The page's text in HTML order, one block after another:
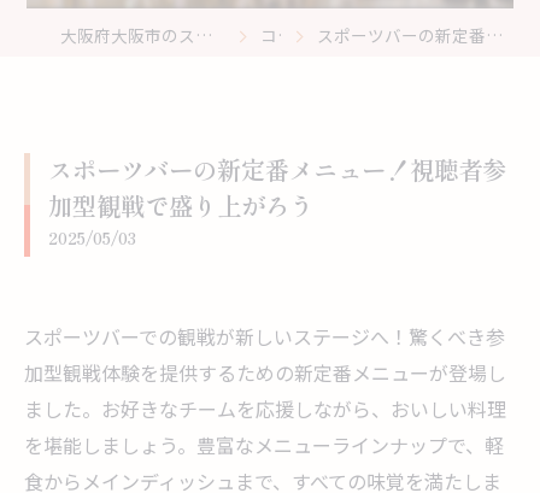
大阪府大阪市のスポーツバーはスポーツ居酒屋 Second コラム スポーツバーの新定番メニュー！視聴者参加型観戦で盛り上がろう
スポーツバーの新定番メニュー！視聴者参
加型観戦で盛り上がろう
2025/05/03
スポーツバーでの観戦が新しいステージへ！驚くべき参
加型観戦体験を提供するための新定番メニューが登場し
ました。お好きなチームを応援しながら、おいしい料理
を堪能しましょう。豊富なメニューラインナップで、軽
食からメインディッシュまで、すべての味覚を満たしま